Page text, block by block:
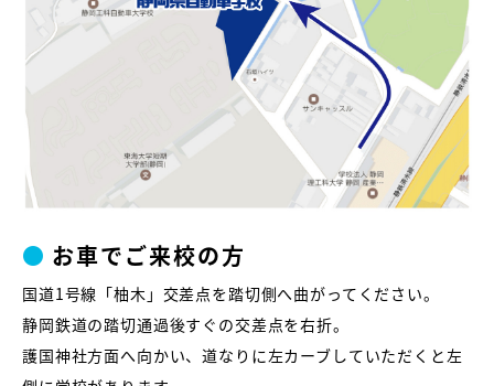
● お車でご来校の方
国道1号線「柚木」交差点を踏切側へ曲がってください。
静岡鉄道の踏切通過後すぐの交差点を右折。
護国神社方面へ向かい、道なりに左カーブしていただくと左